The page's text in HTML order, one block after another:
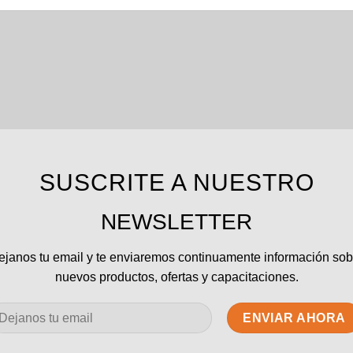
SUSCRITE A NUESTRO
NEWSLETTER
tu email y te enviaremos continuamente información
nuevos productos, ofertas y capacitaciones.